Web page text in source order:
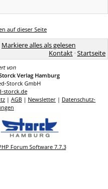
auf dieser Seite
Markiere alles als gelesen
Kontakt ·Startseite
von
Verlag Hamburg
Storck GmbH
storck.de
| AGB | Newsletter | Datenschutz-
Forum Software 7.7.3